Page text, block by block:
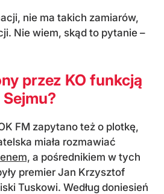
nie ma takich zamiarów,
Nie wiem, skąd to pytanie –
przez KO funkcją
FM zapytano też o plotkę,
miała rozmawiać
a pośrednikiem w tych
premier Jan Krzysztof
Tuskowi. Według doniesień